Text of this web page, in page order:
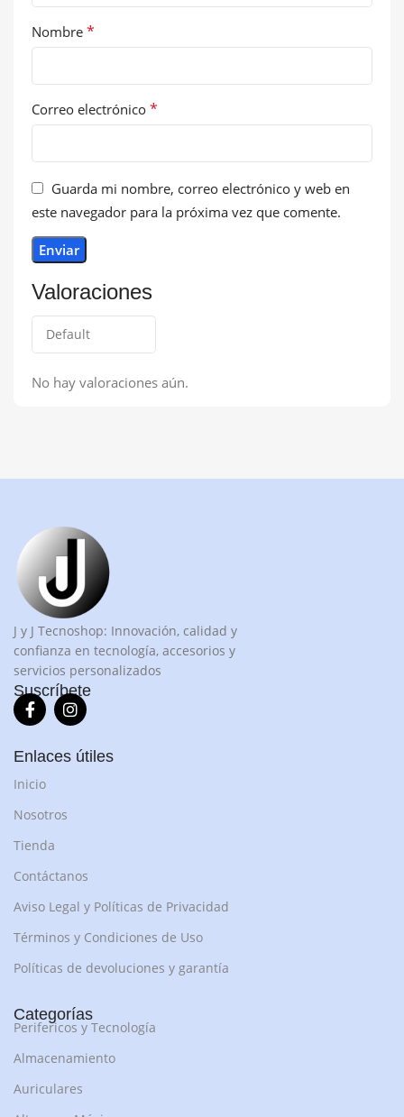
Valoraciones
No hay valoraciones aún.
Nombre *
Correo electrónico *
Guarda mi nombre, correo electrónico y web en
este navegador para la próxima vez que comente.
J y J Tecnoshop: Innovación, calidad y
confianza en tecnología, accesorios y
servicios personalizados
Suscríbete
Enlaces útiles
Inicio
Nosotros
Tienda
Contáctanos
Aviso Legal y Políticas de Privacidad
Términos y Condiciones de Uso
Políticas de devoluciones y garantía
Categorías
Perifericos y Tecnología
Almacenamiento
Auriculares